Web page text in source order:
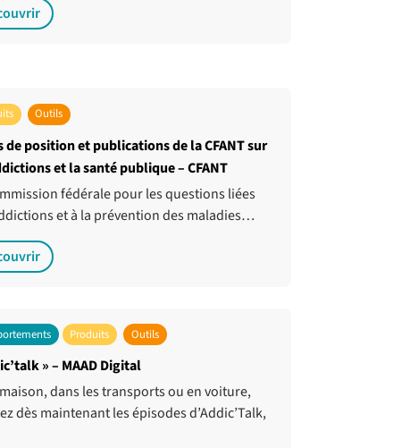
Outils
de position et publications de la CFANT sur
et la santé publique – CFANT
fédérale pour les questions liées
et à la prévention des maladies…
Produits Outils
» – MAAD Digital
dans les transports ou en voiture,
dès maintenant les épisodes d’Addic’Talk,